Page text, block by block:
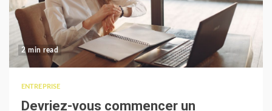
2 min read
ENTREPRISE
Devriez-vous commencer un